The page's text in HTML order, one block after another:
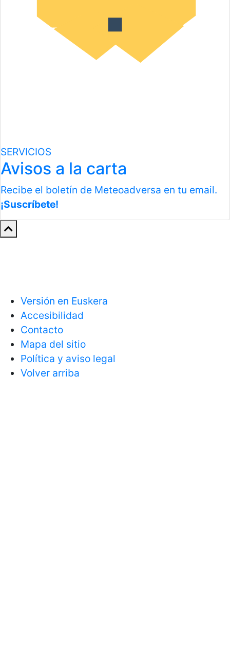
SERVICIOS
Avisos a la carta
Recibe el boletín de Meteoadversa en tu email.
¡Suscríbete!
Versión en Euskera
Accesibilidad
Contacto
Mapa del sitio
Política y aviso legal
Volver arriba